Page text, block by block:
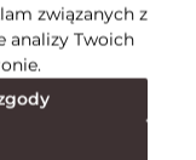
związanych z
analizy Twoich